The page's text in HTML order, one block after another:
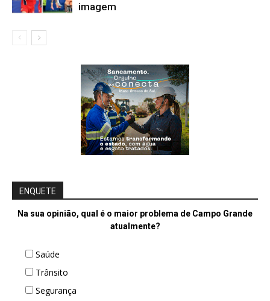
imagem
ENQUETE
Na sua opinião, qual é o maior problema de Campo Grande
atualmente?
Saúde
Trânsito
Segurança